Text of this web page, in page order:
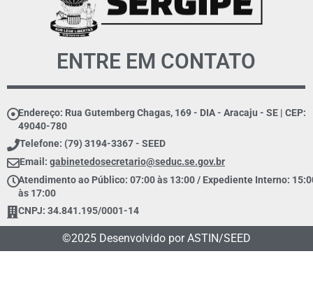
ENTRE EM CONTATO
Endereço: Rua Gutemberg Chagas, 169 - DIA - Aracaju - SE | CEP:
49040-780
Telefone: (79) 3194-3367 - SEED
Email: gabinetedosecretario@seduc.se.gov.br
Atendimento ao Público: 07:00 às 13:00 / Expediente Interno:
às 17:00
CNPJ: 34.841.195/0001-14
©2025 Desenvolvido por ASTIN/SEED